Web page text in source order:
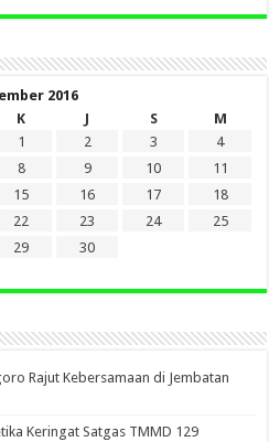
2016
K J S
M
1
2 3
4
8 9 10
11
15 16 17
18
22 23 24
25
29
30
Rajut Kebersamaan di Jembatan
Keringat Satgas TMMD 129